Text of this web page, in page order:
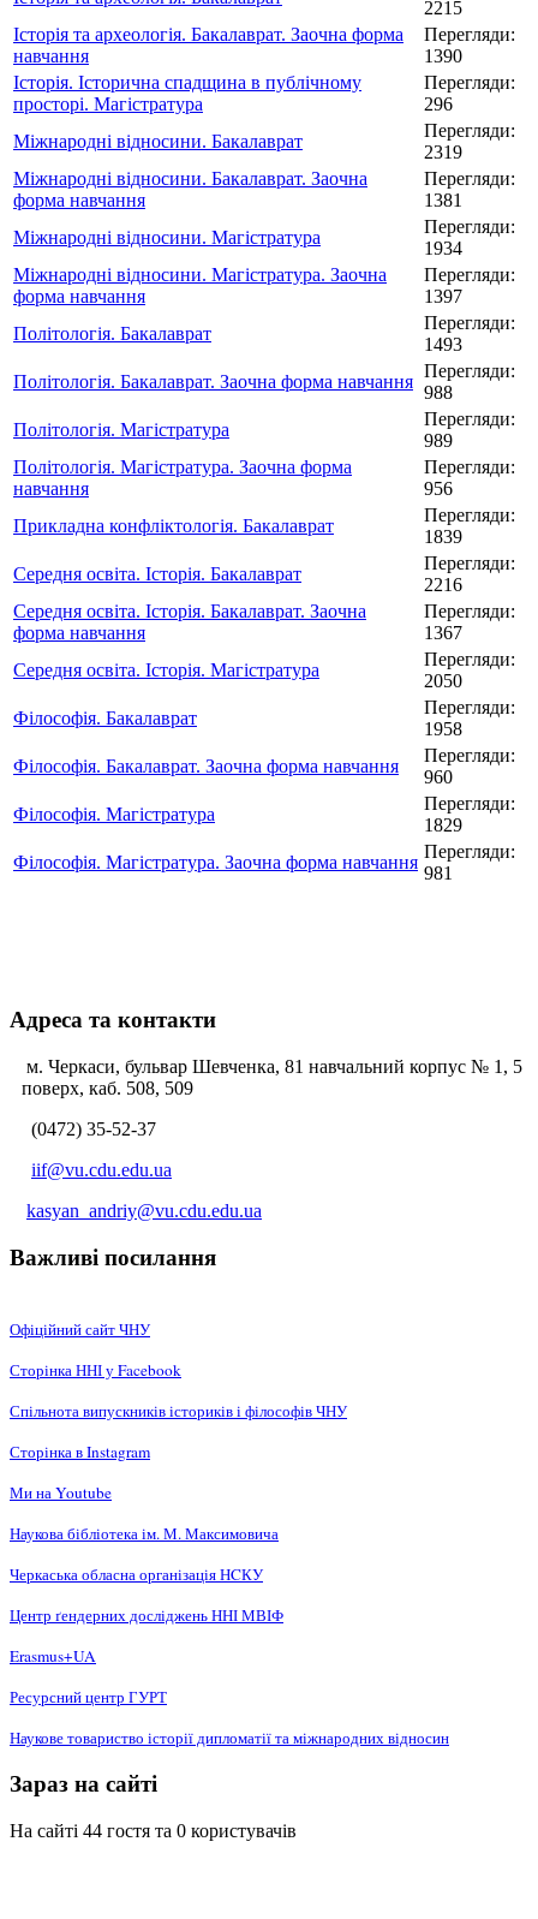
2215
Історія та археологія. Бакалаврат. Заочна форма
навчання
Перегляди:
1390
Історія. Історична спадщина в публічному
просторі. Магістратура
Перегляди:
296
Міжнародні відносини. Бакалаврат
Перегляди:
2319
Міжнародні відносини. Бакалаврат. Заочна
форма навчання
Перегляди:
1381
Міжнародні відносини. Магістратура
Перегляди:
1934
Міжнародні відносини. Магістратура. Заочна
форма навчання
Перегляди:
1397
Політологія. Бакалаврат
Перегляди:
1493
Політологія. Бакалаврат. Заочна форма навчання
Перегляди:
988
Політологія. Магістратура
Перегляди:
989
Політологія. Магістратура. Заочна форма
навчання
Перегляди:
956
Прикладна конфліктологія. Бакалаврат
Перегляди:
1839
Середня освіта. Історія. Бакалаврат
Перегляди:
2216
Середня освіта. Історія. Бакалаврат. Заочна
форма навчання
Перегляди:
1367
Середня освіта. Історія. Магістратура
Перегляди:
2050
Філософія. Бакалаврат
Перегляди:
1958
Філософія. Бакалаврат. Заочна форма навчання
Перегляди:
960
Філософія. Магістратура
Перегляди:
1829
Філософія. Магістратура. Заочна форма навчання
Перегляди:
981
Адреса та контакти
м. Черкаси, бульвар Шевченка, 81 навчальний корпус № 1, 5
поверх, каб. 508, 509
(0472) 35-52-37
iif@vu.cdu.edu.ua
kasyan_andriy@vu.cdu.edu.ua
Важливі посилання
Офіційний сайт ЧНУ
Сторінка ННІ у Facebook
Спільнота випускників істориків і філософів ЧНУ
Сторінка в Instagram
Ми на Youtube
Наукова бібліотека ім. М. Максимовича
Черкаська обласна організація НCКУ
Центр ґендерних досліджень ННІ МВІФ
Erasmus+UA
Ресурсний центр ГУРТ
Наукове товариство історії дипломатії та міжнародних відносин
Зараз на сайті
На сайті 44 гостя та 0 користувачів